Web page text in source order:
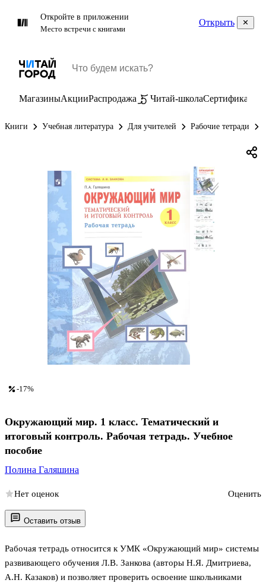
Откройте в приложении
Место встречи с книгами
Открыть
МагазиныАкцииРаспродажа Читай-школаСертификаты
Книги Учебная литература Для учителей Рабочие тетради
Оставить отзыв
Рабочая тетрадь относится к УМК «Окружающий мир» системы
развивающего обучения Л.В. Занкова (авторы Н.Я. Дмитриева,
А.Н. Казаков) и позволяет проверить освоение школьниками
-17%
Окружающий мир. 1 класс. Тематический и
итоговый контроль. Рабочая тетрадь. Учебное
пособие
Полина Галяшина
Нет оценок Оценить